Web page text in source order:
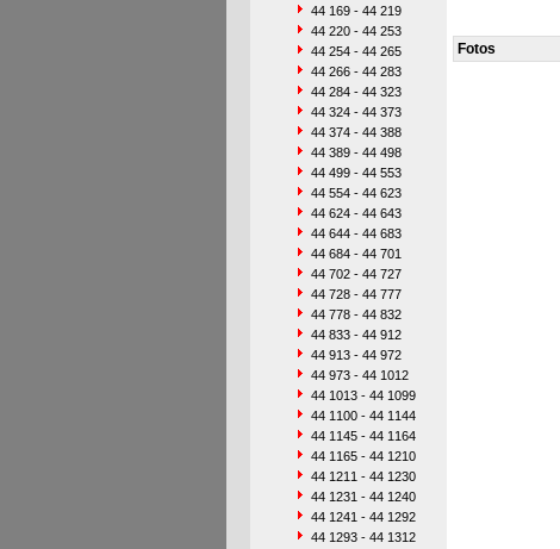
44 169 - 44 219
44 220 - 44 253
44 254 - 44 265
44 266 - 44 283
44 284 - 44 323
44 324 - 44 373
44 374 - 44 388
44 389 - 44 498
44 499 - 44 553
44 554 - 44 623
44 624 - 44 643
44 644 - 44 683
44 684 - 44 701
44 702 - 44 727
44 728 - 44 777
44 778 - 44 832
44 833 - 44 912
44 913 - 44 972
44 973 - 44 1012
44 1013 - 44 1099
44 1100 - 44 1144
44 1145 - 44 1164
44 1165 - 44 1210
44 1211 - 44 1230
44 1231 - 44 1240
44 1241 - 44 1292
44 1293 - 44 1312
Fotos